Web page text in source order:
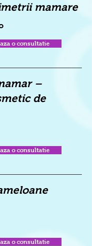
mamare
o consultatie
–
de
o consultatie
o consultatie